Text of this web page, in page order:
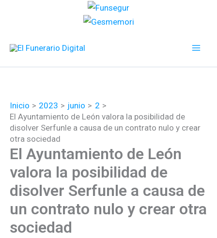
Inicio 2023 junio
2
El Ayuntamiento de León valora la posibilidad de
disolver Serfunle a causa de un contrato nulo y crear
otra sociedad
El Ayuntamiento de León
valora la posibilidad de
disolver Serfunle a causa de
un contrato nulo y crear otra
sociedad